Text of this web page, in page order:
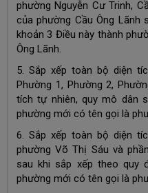
phường Nguyễn Cư Trinh,
của phường Cầu Ông Lãnh
khoản 3 Điều này thành
Ông Lãnh.
5. Sắp xếp toàn bộ diện
Phường 1, Phường 2,
tích tự nhiên, quy mô dân
phường mới có tên gọi là
6. Sắp xếp toàn bộ diện
phường Võ Thị Sáu và
sau khi sắp xếp theo quy
phường mới có tên gọi là